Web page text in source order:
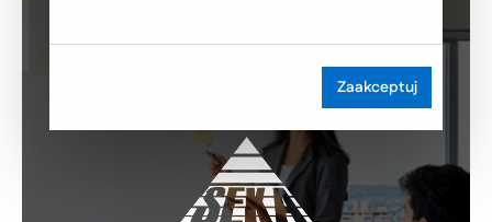
Zaakceptuj